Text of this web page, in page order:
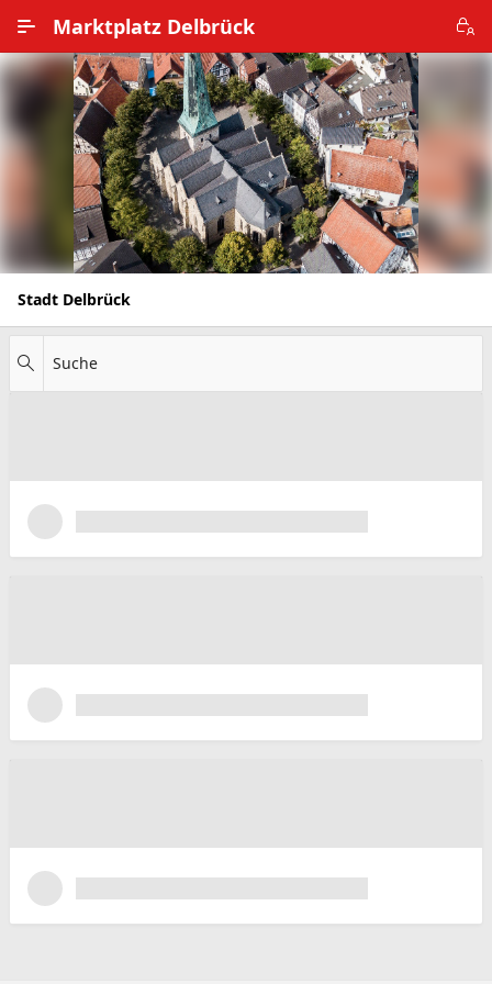
Marktplatz Delbrück
Alle Ortsteile
Impressum
Nutzungsbedingungen
Datenschutz
Stadt Delbrück
Suche